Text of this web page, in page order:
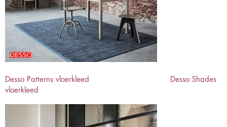
Desso Patterns vloerkleed
Desso Shades
vloerkleed